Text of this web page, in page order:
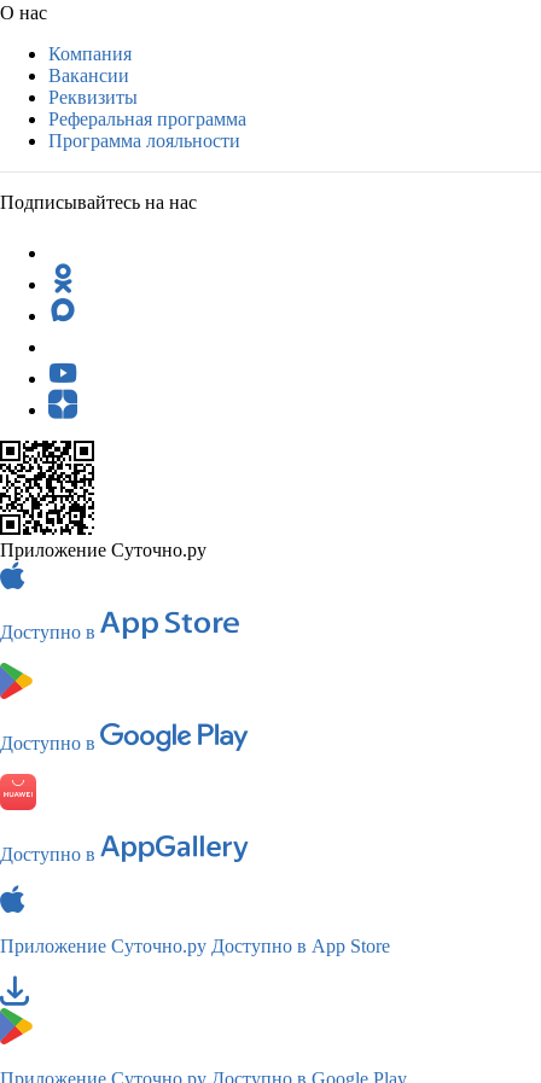
О нас
Компания
Вакансии
Реквизиты
Реферальная программа
Программа лояльности
Подписывайтесь на нас
Приложение Суточно.ру
Доступно в
Доступно в
Доступно в
Приложение Суточно.ру Доступно в App Store
Приложение Суточно.ру Доступно в Google Play